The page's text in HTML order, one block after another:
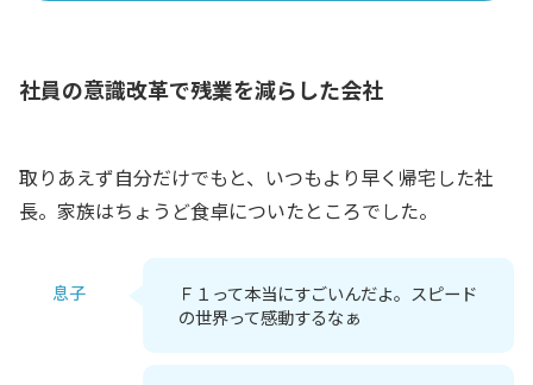
社員の意識改革で残業を減らした会社
取りあえず自分だけでもと、いつもより早く帰宅した社
長。家族はちょうど食卓についたところでした。
息子
Ｆ１って本当にすごいんだよ。スピード
の世界って感動するなぁ